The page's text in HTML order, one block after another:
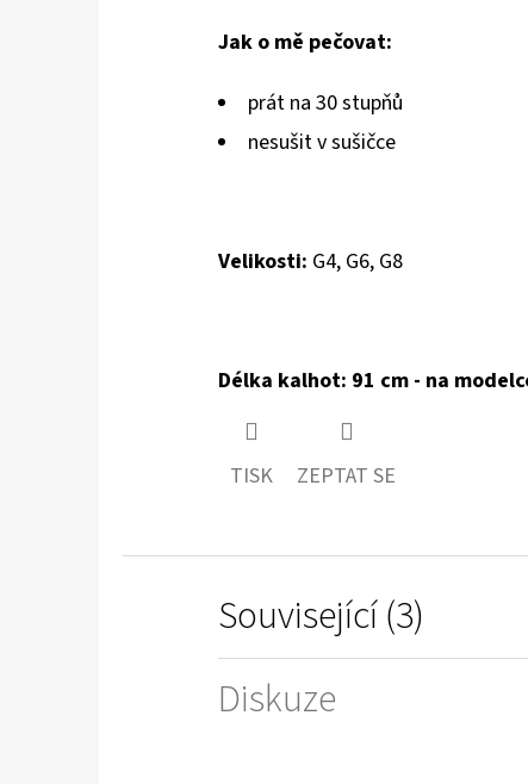
Jak o mě pečovat:
prát na 30 stupňů
nesušit v sušičce
Velikosti: G4, G6, G8
Délka kalhot: 91 cm - na
TISK ZEPTAT SE
Související (3)
Diskuze